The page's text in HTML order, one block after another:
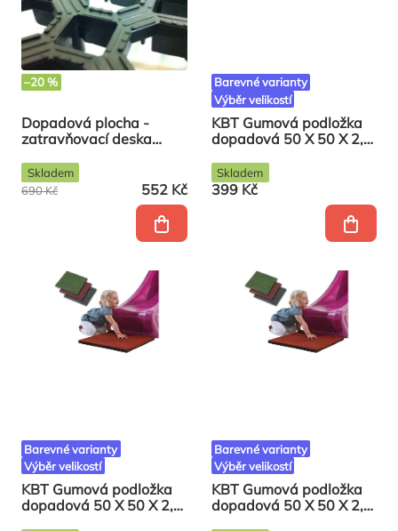
–20 %
Dopadová plocha -
zatravňovací deska
552 Kč
690 Kč
Skladem
Barevné varianty
Výběr velikostí
KBT Gumová podložka
dopadová 50 X 50 X 2,5
399 Kč
Skladem
Barevné varianty
Výběr velikostí
KBT Gumová podložka
dopadová 50 X 50 X 2,5
Barevné varianty
Výběr velikostí
KBT Gumová podložka
dopadová 50 X 50 X 2,5